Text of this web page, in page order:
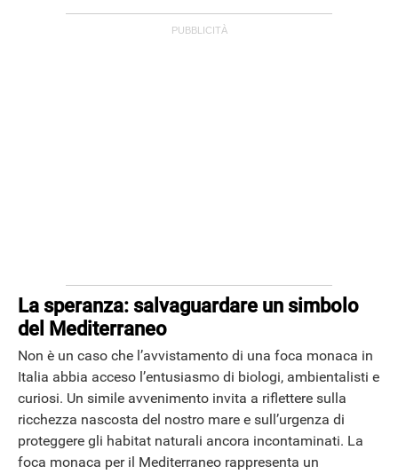
La speranza: salvaguardare un simbolo
del Mediterraneo
Non è un caso che l’avvistamento di una foca monaca in
Italia abbia acceso l’entusiasmo di biologi, ambientalisti e
curiosi. Un simile avvenimento invita a riflettere sulla
ricchezza nascosta del nostro mare e sull’urgenza di
proteggere gli habitat naturali ancora incontaminati. La
foca monaca per il Mediterraneo rappresenta un